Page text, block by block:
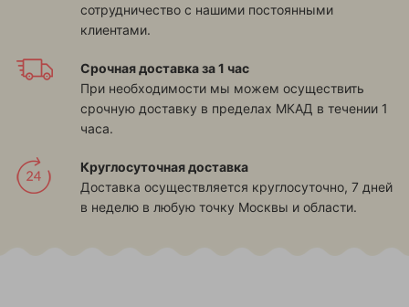
сотрудничество с нашими постоянными
клиентами.
Срочная доставка за 1 час
При необходимости мы можем осуществить
срочную доставку в пределах МКАД в течении 1
часа.
Круглосуточная доставка
Доставка осуществляется круглосуточно, 7 дней
в неделю в любую точку Москвы и области.